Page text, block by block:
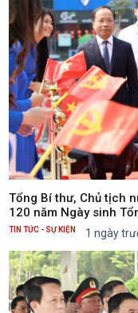
Tổng Bí thư, Chủ tịch
120 năm Ngày sinh
TIN TỨC - SỰ KIỆN 1 ngày